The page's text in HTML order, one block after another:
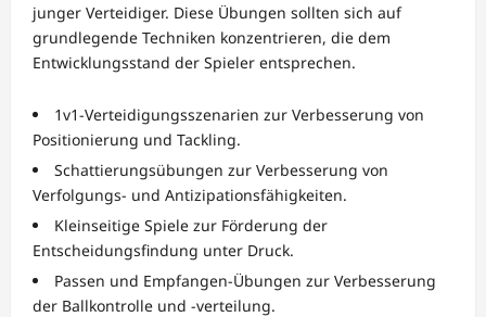
junger Verteidiger. Diese Übungen sollten sich auf
grundlegende Techniken konzentrieren, die dem
Entwicklungsstand der Spieler entsprechen.
1v1-Verteidigungsszenarien zur Verbesserung von
Positionierung und Tackling.
Schattierungsübungen zur Verbesserung von
Verfolgungs- und Antizipationsfähigkeiten.
Kleinseitige Spiele zur Förderung der
Entscheidungsfindung unter Druck.
Passen und Empfangen-Übungen zur Verbesserung
der Ballkontrolle und -verteilung.